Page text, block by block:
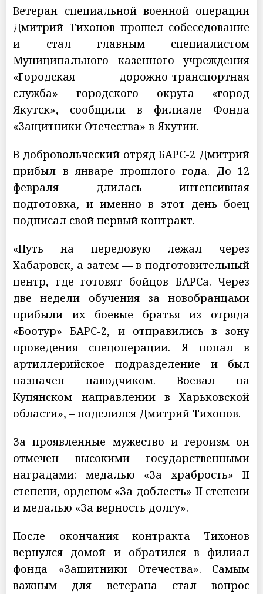
Ветеран специальной военной операции
Дмитрий Тихонов прошел собеседование
и стал главным специалистом
Муниципального казенного учреждения
«Городская дорожно-транспортная
служба» городского округа «город
Якутск», сообщили в филиале Фонда
«Защитники Отечества» в Якутии.
В добровольческий отряд БАРС-2 Дмитрий
прибыл в январе прошлого года. До 12
февраля длилась интенсивная
подготовка, и именно в этот день боец
подписал свой первый контракт.
«Путь на передовую лежал через
Хабаровск, а затем — в подготовительный
центр, где готовят бойцов БАРСа. Через
две недели обучения за новобранцами
прибыли их боевые братья из отряда
«Боотур» БАРС-2, и отправились в зону
проведения спецоперации. Я попал в
артиллерийское подразделение и был
назначен наводчиком. Воевал на
Купянском направлении в Харьковской
области», – поделился Дмитрий Тихонов.
За проявленные мужество и героизм он
отмечен высокими государственными
наградами: медалью «За храбрость» II
степени, орденом «За доблесть» II степени
и медалью «За верность долгу».
После окончания контракта Тихонов
вернулся домой и обратился в филиал
фонда «Защитники Отечества». Самым
важным для ветерана стал вопрос